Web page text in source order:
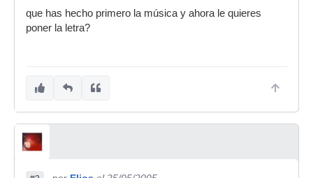
que has hecho primero la música y ahora le quieres
poner la letra?